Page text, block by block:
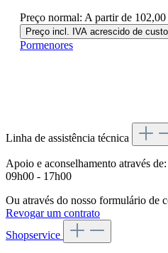
Preço normal: A partir de 102,00
Preço incl. IVA acrescido de
Pormenores
Linha de assistência técnica
Apoio e aconselhamento através de:
09h00 - 17h00
Ou através do nosso formulário de
Revogar um contrato
Shopservice